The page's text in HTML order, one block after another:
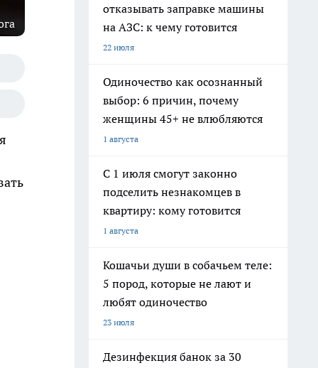
отказывать заправке машины
на АЗС: к чему готовится
22 июля
Одиночество как осознанный
выбор: 6 причин, почему
женщины 45+ не влюбляются
1 августа
С 1 июля смогут законно
подселить незнакомцев в
квартиру: кому готовится
1 августа
Кошачьи души в собачьем теле:
5 пород, которые не лают и
любят одиночество
23 июля
Дезинфекция банок за 30